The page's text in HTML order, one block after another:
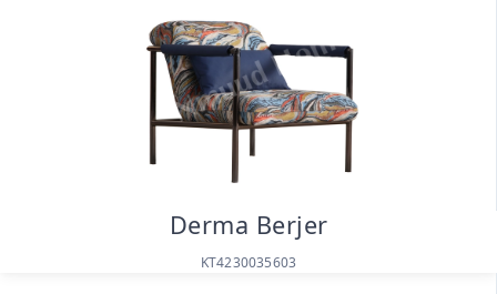
Derma Berjer
KT4230035603